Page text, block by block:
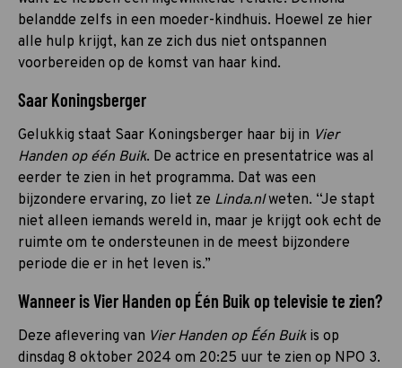
belandde zelfs in een moeder-kindhuis. Hoewel ze hier
alle hulp krijgt, kan ze zich dus niet ontspannen
voorbereiden op de komst van haar kind.
Saar Koningsberger
Gelukkig staat Saar Koningsberger haar bij in Vier
Handen op één Buik. De actrice en presentatrice was al
eerder te zien in het programma. Dat was een
bijzondere ervaring, zo liet ze Linda.nlweten. “Je stapt
niet alleen iemands wereld in, maar je krijgt ook echt de
ruimte om te ondersteunen in de meest bijzondere
periode die er in het leven is.”
Wanneer is Vier Handen op Één Buik op televisie te zien?
Deze aflevering van Vier Handen op Één Buikis op
dinsdag 8 oktober 2024 om 20:25 uur te zien op NPO 3.